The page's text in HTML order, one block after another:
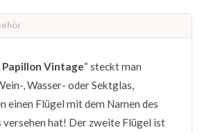
Vintage“ steckt man
, Wasser- oder Sektglas,
einen Flügel mit dem Namen des
versehen hat! Der zweite Flügel ist